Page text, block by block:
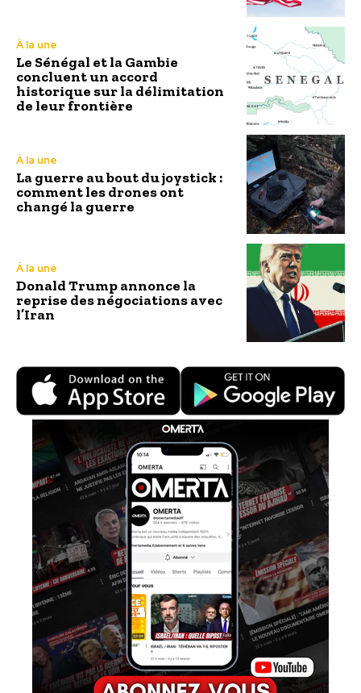
À la une
Le Sénégal et la Gambie
concluent un accord
historique sur la délimitation
de leur frontière
À la une
La guerre au bout du joystick :
comment les drones ont
changé la guerre
À la une
Donald Trump annonce la
reprise des négociations avec
l’Iran